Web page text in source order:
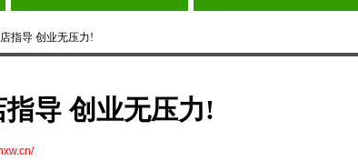
指导 创业无压力!
导 创业无压力!